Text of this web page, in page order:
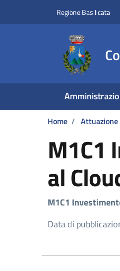
Regione Basilicata
Home / Attuazione
M1C1
al
M1C1
Data di